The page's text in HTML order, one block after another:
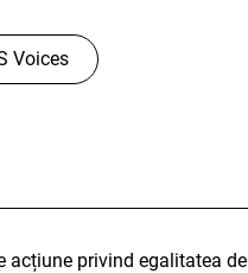
Voices
acțiune privind egalitatea